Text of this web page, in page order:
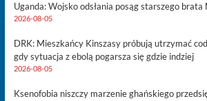
Uganda: Wojsko odsłania posąg starszego brata
2026-08-05
DRK: Mieszkańcy Kinszasy próbują utrzymać
gdy sytuacja z ebolą pogarsza się gdzie indziej
2026-08-05
Ksenofobia niszczy marzenie ghańskiego